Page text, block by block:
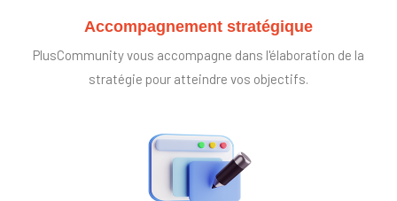
Accompagnement stratégique
PlusCommunity vous accompagne dans l'élaboration de la
stratégie pour atteindre vos objectifs.